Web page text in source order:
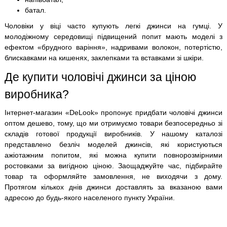
батал.
Чоловіки у віці часто купують легкі джинси на гумці. У
молодіжному середовищі підвищений попит мають моделі з
ефектом «брудного варіння», надривами волокон, потертістю,
блискавками на кишенях, заклепками та вставками зі шкіри.
Де купити чоловічі джинси за ціною
виробника?
Інтернет-магазин «DeLook» пропонує придбати чоловічі джинси
оптом дешево, тому, що ми отримуємо товари безпосередньо зі
складів готової продукції виробників. У нашому каталозі
представлено безліч моделей джинсів, які користуються
ажіотажним попитом, які можна купити повнорозмірними
ростовками за вигідною ціною. Заощаджуйте час, підбирайте
товар та оформляйте замовлення, не виходячи з дому.
Протягом кількох днів джинси доставлять за вказаною вами
адресою до будь-якого населеного пункту України.